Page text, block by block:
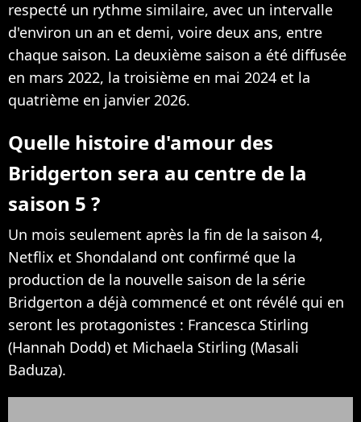
respecté un rythme similaire, avec un intervalle
d'environ un an et demi, voire deux ans, entre
chaque saison. La deuxième saison a été diffusée
en mars 2022, la troisième en mai 2024 et la
quatrième en janvier 2026.
Quelle histoire d'amour des
Bridgerton sera au centre de la
saison 5 ?
Un mois seulement après la fin de la saison 4,
Netflix et Shondaland ont confirmé que la
production de la nouvelle saison de la série
Bridgerton a déjà commencé et ont révélé qui en
seront les protagonistes : Francesca Stirling
(Hannah Dodd) et Michaela Stirling (Masali
Baduza).